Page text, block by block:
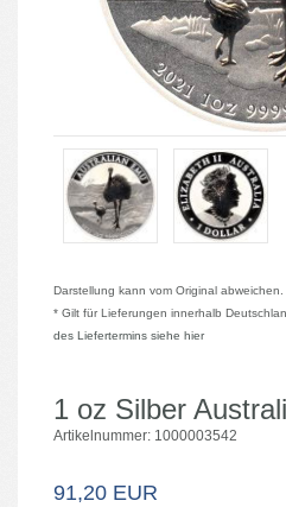
Darstellung kann vom Original abweichen.
* Gilt für Lieferungen innerhalb
des Liefertermins siehe hier
1 oz Silber
Artikelnummer: 1000003542
91,20 EUR